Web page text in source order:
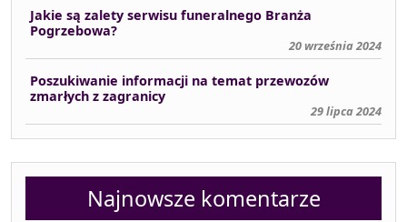
Jakie są zalety serwisu funeralnego Branża
Pogrzebowa?
20 września 2024
Poszukiwanie informacji na temat przewozów
zmarłych z zagranicy
29 lipca 2024
Najnowsze komentarze